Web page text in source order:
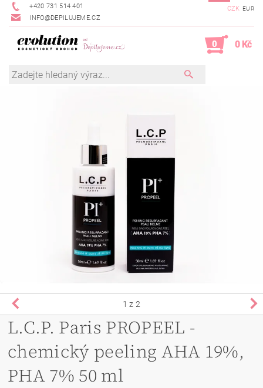
+420 731 514 401
INFO@DEPILUJEME.CZ
CZK EUR
0 0 Kč
1 z 2
L.C.P. Paris PROPEEL -
chemický peeling AHA 19%,
PHA 7% 50 ml